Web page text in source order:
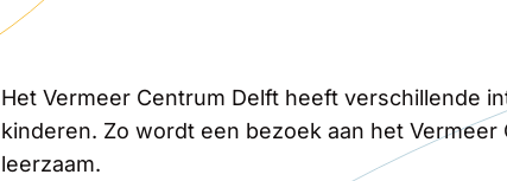
Het Vermeer Centrum Delft heeft verschillende
kinderen. Zo wordt een bezoek aan het
leerzaam.